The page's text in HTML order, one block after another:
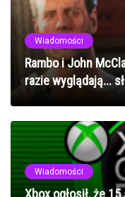
Wiadomości
Rambo i John
razie wyglądają...
Wiadomości
Xbox ogłosił, że